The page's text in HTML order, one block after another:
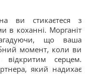
ви стикаєтеся з
в коханні. Морганіт
що ваша
момент, коли ви
серцем.
який надихає